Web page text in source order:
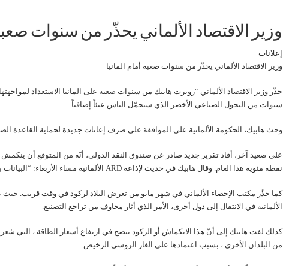
وزير الاقتصاد الألماني يحذّر من سنوات صعبة
إعلانات
وزير الاقتصاد الألماني يحذّر من سنوات صعبة أمام المانيا
حذّر وزير الاقتصاد الألماني “روبرت هابيك من سنوات صعبة على المانيا الاستعداد
سنوات من التحول الصناعي الأخضر الذي سيحمّل الناس عبئاً إضافياً.
وحث هابيك، الحكومة الألمانية على الموافقة على صرف إعانات جديدة لحماية القاعدة
نقطة مئوية هذا العام. وقال هابيك في حديث لإذاعة ARD الألمانية مساء الأربعاء: “البيانات بالتأكيد ليست جيدة”.
كما حذّر مكتب الإحصاء الألماني في شهر مايو من تعرض البلاد لركود في وقت قريب.
الألمانية في الانتقال إلى دول أخرى، الأمر الذي أثار مخاوف من تراجع التصنيع.
كذلك لفت هابيك إلى أنّ هذا الانكماش أو الركود يتضح في ارتفاع أسعار الطاقة ، التي شعر
من البلدان الأخرى ، بسبب اعتمادها على الغاز الروسي الرخيص.